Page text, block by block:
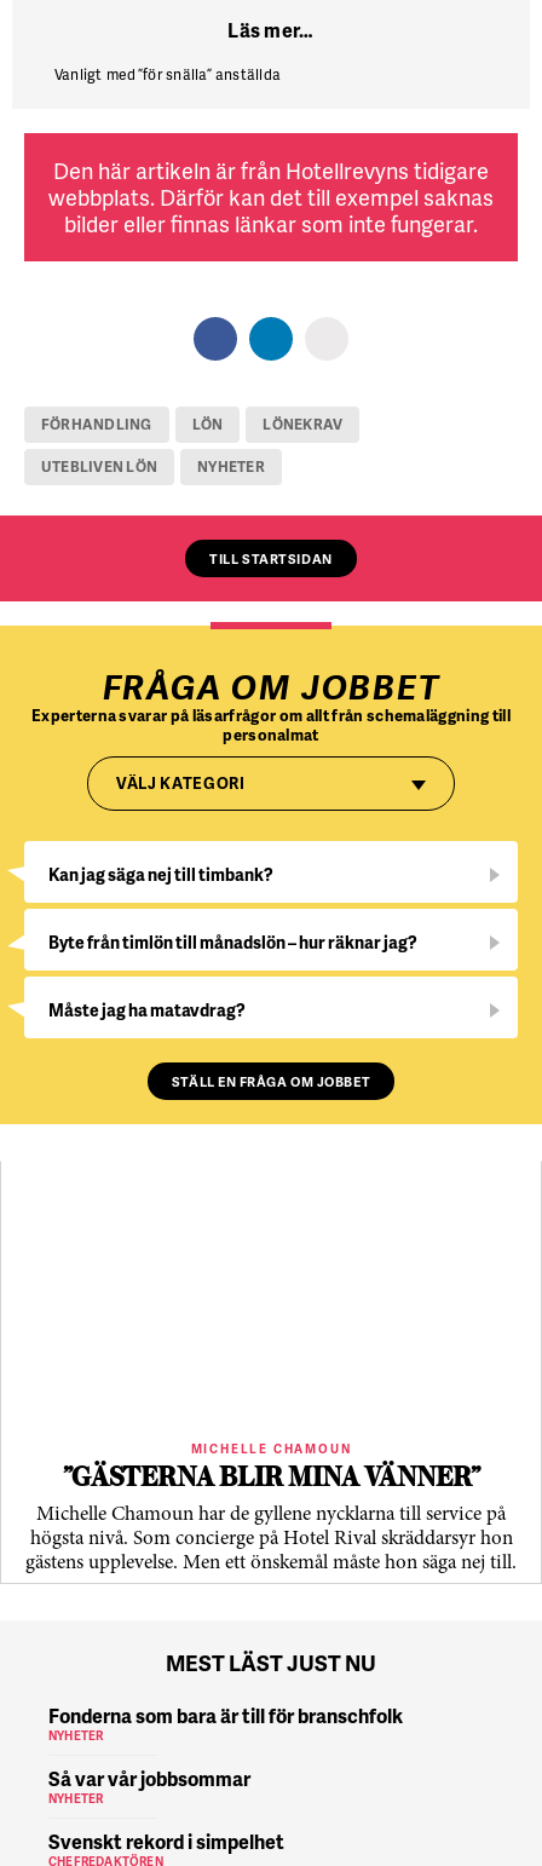
Läs mer…
Vanligt med ”för snälla” anställda
Den här artikeln är från Hotellrevyns tidigare
webbplats. Därför kan det till exempel saknas
bilder eller finnas länkar som inte fungerar.
FÖRHANDLING LÖN LÖNEKRAV
UTEBLIVEN LÖN NYHETER
TILL STARTSIDAN
FRÅGA OM JOBBET
Experterna svarar på läsarfrågor om allt från schemaläggning till
personalmat
VÄLJ KATEGORI
Kan jag säga nej till timbank?
Byte från timlön till månadslön – hur räknar jag?
Måste jag ha matavdrag?
STÄLL EN FRÅGA OM JOBBET
MICHELLE CHAMOUN
”GÄSTERNA BLIR MINA VÄNNER”
Michelle Chamoun har de gyllene nycklarna till service på
högsta nivå. Som concierge på Hotel Rival skräddarsyr hon
gästens upp­levelse. Men ett önskemål måste hon säga nej till.
MEST LÄST JUST NU
Fonderna som bara är till för branschfolk
NYHETER
Så var vår jobbsommar
NYHETER
Svenskt rekord i simpelhet
CHEFREDAKTÖREN